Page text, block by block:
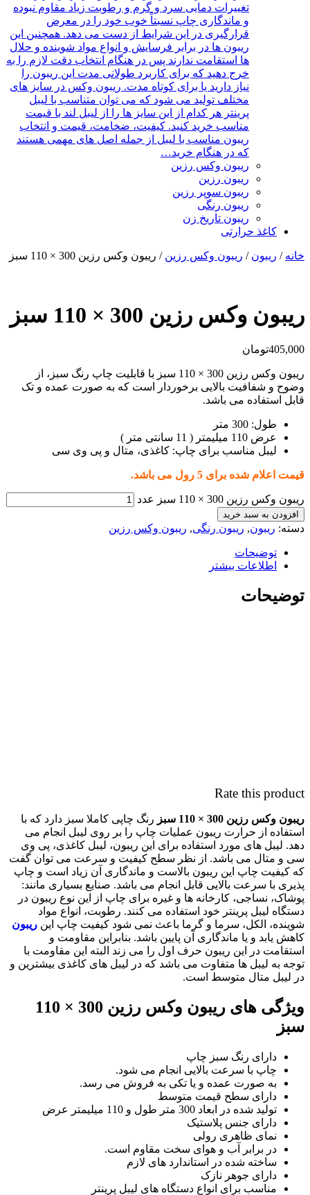
تغییرات دمایی سرد و گرم و رطوبت زیاد مقاوم نبوده
و ماندگاری چاپ نسبتاً خوب خود را در معرض
قرارگیری در این شرایط از دست می دهد. همچنین این
ریبون ها در برابر فرسایش و انواع مواد شوینده و حلال
ها استقامت ندارند پس در هنگام انتخاب دقت لازم را به
خرج دهید که برای کاربرد طولانی مدت این ریبون را
نیاز دارید یا برای کوتاه مدت. ریبون وکس در سایز های
مختلف تولید می شود که می توان متناسب با لیبل
پرینتر هر کدام از این سایز ها را از لیبل لند با قیمت
مناسب خرید کنید. کیفیت، ضخامت، قیمت و انتخاب
ریبون مناسب با لیبل از جمله اصل های مهمی هستند
که در هنگام خرید…
ریبون وکس رزین
ریبون رزین
ریبون سوپر رزین
ریبون رنگی
ریبون تاریخ زن
کاغذ حرارتی
خانه / ریبون / ریبون وکس رزین / ریبون وکس رزین 300 × 110 سبز
ریبون وکس رزین 300 × 110 سبز
405,000تومان
ریبون وکس رزین 300 × 110 سبز با قابلیت چاپ رنگ سبز، از
وضوح و شفافیت بالایی برخوردار است که به صورت عمده و تک
قابل استفاده می باشد.
طول: 300 متر
عرض 110 میلیمتر ( 11 سانتی متر )
لیبل مناسب برای چاپ: کاغذی، متال و پی وی سی
قیمت اعلام شده برای 5 رول می باشد.
ریبون وکس رزین 300 × 110 سبز عدد
افزودن به سبد خرید
دسته: ریبون, ریبون رنگی, ریبون وکس رزین
توضیحات
اطلاعات بیشتر
توضیحات
Rate this product
ریبون وکس رزین 300 × 110 سبز
رنگ چاپی کاملا سبز دارد که با
استفاده از حرارت ریبون عملیات چاپ را بر روی لیبل انجام می
دهد. لیبل های مورد استفاده برای این ریبون، لیبل کاغذی، پی وی
سی و متال می باشد. از نظر سطح کیفیت و سرعت می توان گفت
که کیفیت چاپ این ریبون بالاست و ماندگاری آن زیاد است و چاپ
پذیری با سرعت بالایی قابل انجام می باشد. صنایع بسیاری مانند:
پوشاک، نساجی، کارخانه ها و غیره برای چاپ از این نوع ریبون در
دستگاه لیبل پرینتر خود استفاده می کنند. رطوبت، انواع مواد
شوینده، الکل، سرما و گرما باعث نمی شود کیفیت چاپ این ریبون
کاهش یابد و یا ماندگاری آن پایین باشد. بنابراین مقاومت و
استقامت در این ریبون حرف اول را می زند البته این مقاومت با
توجه به لیبل ها متفاوت می باشد که در لیبل های کاغذی بیشترین و
در لیبل متال متوسط است.
ویژگی های ریبون وکس رزین 300 × 110
سبز
دارای رنگ سبز چاپ
چاپ با سرعت بالایی انجام می شود.
به صورت عمده و یا تکی به فروش می رسد.
دارای سطح قیمت متوسط
تولید شده در ابعاد 300 متر طول و 110 میلیمتر عرض
دارای جنس پلاستیک
نمای ظاهری رولی
در برابر آب و هوای سخت مقاوم است.
ساخته شده در استاندارد های لازم
دارای جوهر نازک
مناسب برای انواع دستگاه های لیبل پرینتر